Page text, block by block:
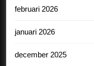
februari 2026
januari 2026
december 2025